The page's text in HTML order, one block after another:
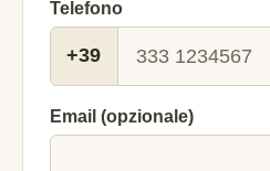
Telefono
+39
Email (opzionale)